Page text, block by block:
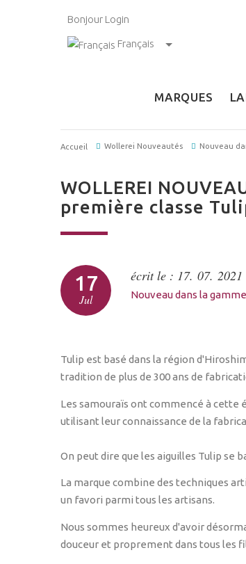
Bonjour Login
Français
MARQUES
Accueil Wollerei Nouveautés Nouveau
WOLLEREI
première classe
17
Jul
écrit le : 17. 07. 2021
Nouveau dans la gamme
Tulip est basé dans la région
tradition de plus de 300 ans de
Les samouraïs ont commencé à cette
utilisant leur connaissance de la
On peut dire que les aiguilles Tulip se
La marque combine des techniques
un favori parmi tous les artisans.
Nous sommes heureux d'avoir
douceur et proprement dans tous les